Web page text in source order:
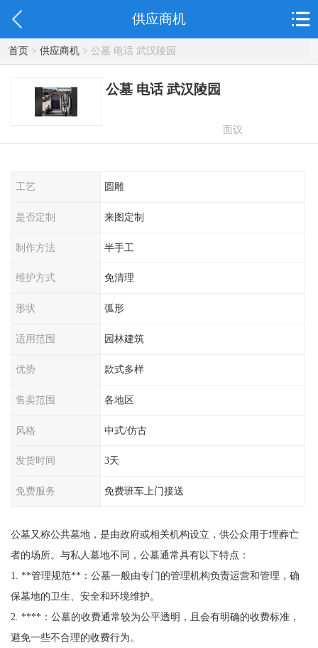
供应商机
首页> 供应商机> 公墓 电话 武汉陵园
公墓 电话 武汉陵园
面议
工艺 圆雕
是否定制 来图定制
制作方法 半手工
维护方式 免清理
形状 弧形
适用范围 园林建筑
优势 款式多样
售卖范围 各地区
风格 中式/仿古
发货时间 3天
免费服务 免费班车上门接送
公墓又称公共墓地，是由政府或相关机构设立，供公众用于埋葬亡
者的场所。与私人墓地不同，公墓通常具有以下特点：
1. **管理规范**：公墓一般由专门的管理机构负责运营和管理，确
保墓地的卫生、安全和环境维护。
2. ****：公墓的收费通常较为公平透明，且会有明确的收费标准，
避免一些不合理的收费行为。